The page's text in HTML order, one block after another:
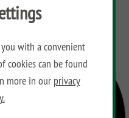
with a convenient
cookies can be found
more in our privacy